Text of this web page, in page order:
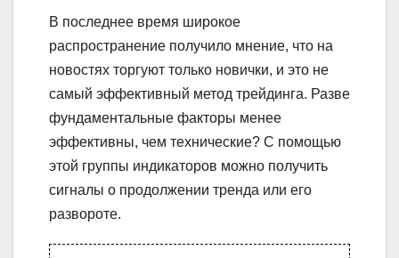
В последнее время широкое
распространение получило мнение, что на
новостях торгуют только новички, и это не
самый эффективный метод трейдинга. Разве
фундаментальные факторы менее
эффективны, чем технические? С помощью
этой группы индикаторов можно получить
сигналы о продолжении тренда или его
развороте.